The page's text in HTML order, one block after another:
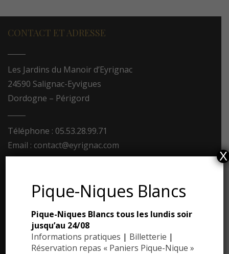
CONTACT ET ADRESSE
Les Jardins du Manoir d’Eyrignac
24590 Salignac-Eyvigues
Dordogne – Périgord
Téléphone : 05.53.28.99.71
Email : contact@eyrignac.com
Dossier de presse
Communiqués de presse
Photothèque
Pique-Niques Blancs
Pique-Niques Blancs tous les lundis soir
jusqu’au 24/08
Informations pratiques | Billetterie |
Réservation repas « Paniers Pique-Nique »
X